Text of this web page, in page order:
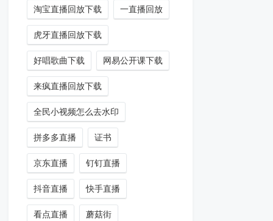
淘宝直播回放下载 一直播回放
虎牙直播回放下载
好唱歌曲下载 网易公开课下载
来疯直播回放下载
全民小视频怎么去水印
拼多多直播 证书
京东直播 钉钉直播
抖音直播 快手直播
看点直播 蘑菇街